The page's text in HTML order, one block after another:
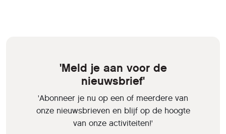
'Meld je aan voor de
nieuwsbrief'
'Abonneer je nu op een of meerdere van
onze nieuwsbrieven en blijf op de hoogte
van onze activiteiten!'